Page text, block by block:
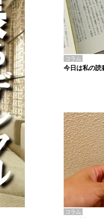
コラム
今日は私の読
コラム